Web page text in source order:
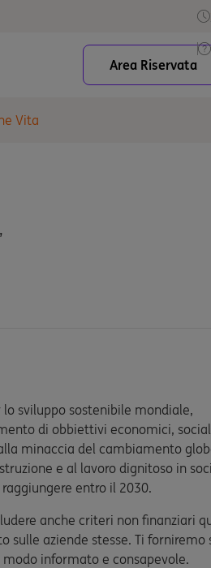
Area Riservata
Vita
sviluppo sostenibile mondiale,
di obbiettivi economici,
minaccia del cambiamento
e al lavoro dignitoso in
entro il 2030.
anche criteri non finanziari
aziende stesse. Ti forniremo
informato e consapevole.